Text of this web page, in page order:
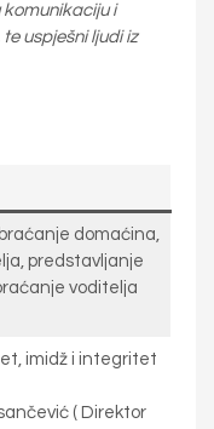
i
uspješni ljudi iz
domaćina,
predstavljanje
voditelja
imidž i integritet
( Direktor